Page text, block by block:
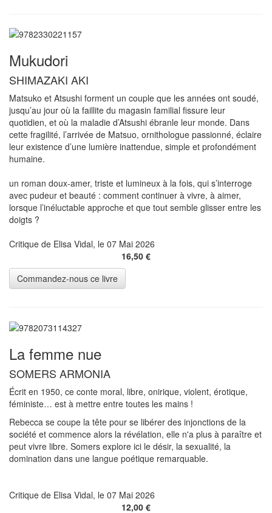
Mukudori
SHIMAZAKI AKI
Matsuko et Atsushi forment un couple que les années ont soudé,
jusqu’au jour où la faillite du magasin familial fissure leur
quotidien, et où la maladie d’Atsushi ébranle leur monde. Dans
cette fragilité, l’arrivée de Matsuo, ornithologue passionné, éclaire
leur existence d’une lumière inattendue, simple et profondément
humaine.
un roman doux-amer, triste et lumineux à la fois, qui s’interroge
avec pudeur et beauté : comment continuer à vivre, à aimer,
lorsque l’inéluctable approche et que tout semble glisser entre les
doigts ?
Critique de Elisa Vidal, le 07 Mai 2026
16,50 €
La femme nue
SOMERS ARMONIA
Écrit en 1950, ce conte moral, libre, onirique, violent, érotique,
féministe… est à mettre entre toutes les mains !
Rebecca se coupe la tête pour se libérer des injonctions de la
société et commence alors la révélation, elle n'a plus à paraître et
peut vivre libre. Somers explore ici le désir, la sexualité, la
domination dans une langue poétique remarquable.
Critique de Elisa Vidal, le 07 Mai 2026
12,00 €